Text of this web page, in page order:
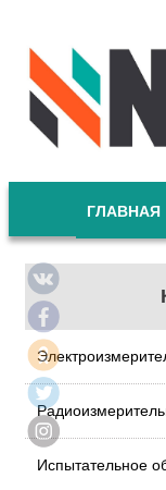
ГЛАВНАЯ
Испытательное